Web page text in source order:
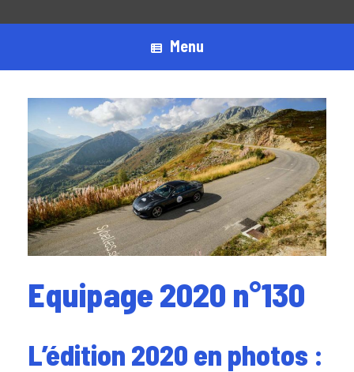
Menu
Equipage 2020 n°130
L’édition 2020 en photos :